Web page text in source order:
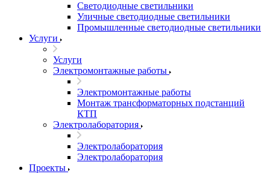
Светодиодные светильники
Уличные светодиодные светильники
Промышленные светодиодные светильники
Услуги
Услуги
Электромонтажные работы
Электромонтажные работы
Монтаж трансформаторных подстанций
КТП
Электролаборатория
Электролаборатория
Электролаборатория
Проекты